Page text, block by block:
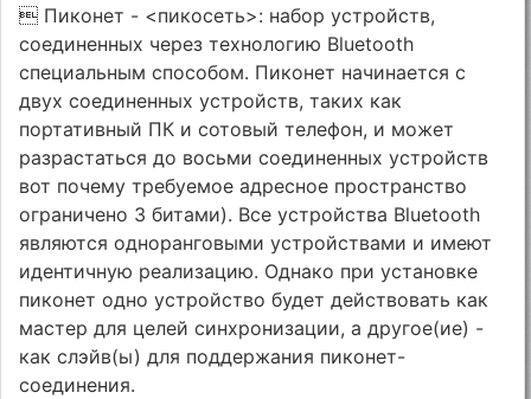
 Пиконет - <пикосеть>: набор устройств,
соединенных через технологию Bluetooth
специальным способом. Пиконет начинается с
двух соединенных устройств, таких как
портативный ПК и сотовый телефон, и может
разрастаться до восьми соединенных устройств
вот почему требуемое адресное пространство
ограничено 3 битами). Все устройства Bluetooth
являются одноранговыми устройствами и имеют
идентичную реализацию. Однако при установке
пиконет одно устройство будет действовать как
мастер для целей синхронизации, а другое(ие) -
как слэйв(ы) для поддержания пиконет-
соединения.